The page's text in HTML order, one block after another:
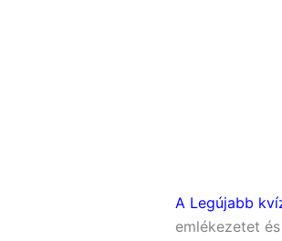
A Legújabb
emlékezetet